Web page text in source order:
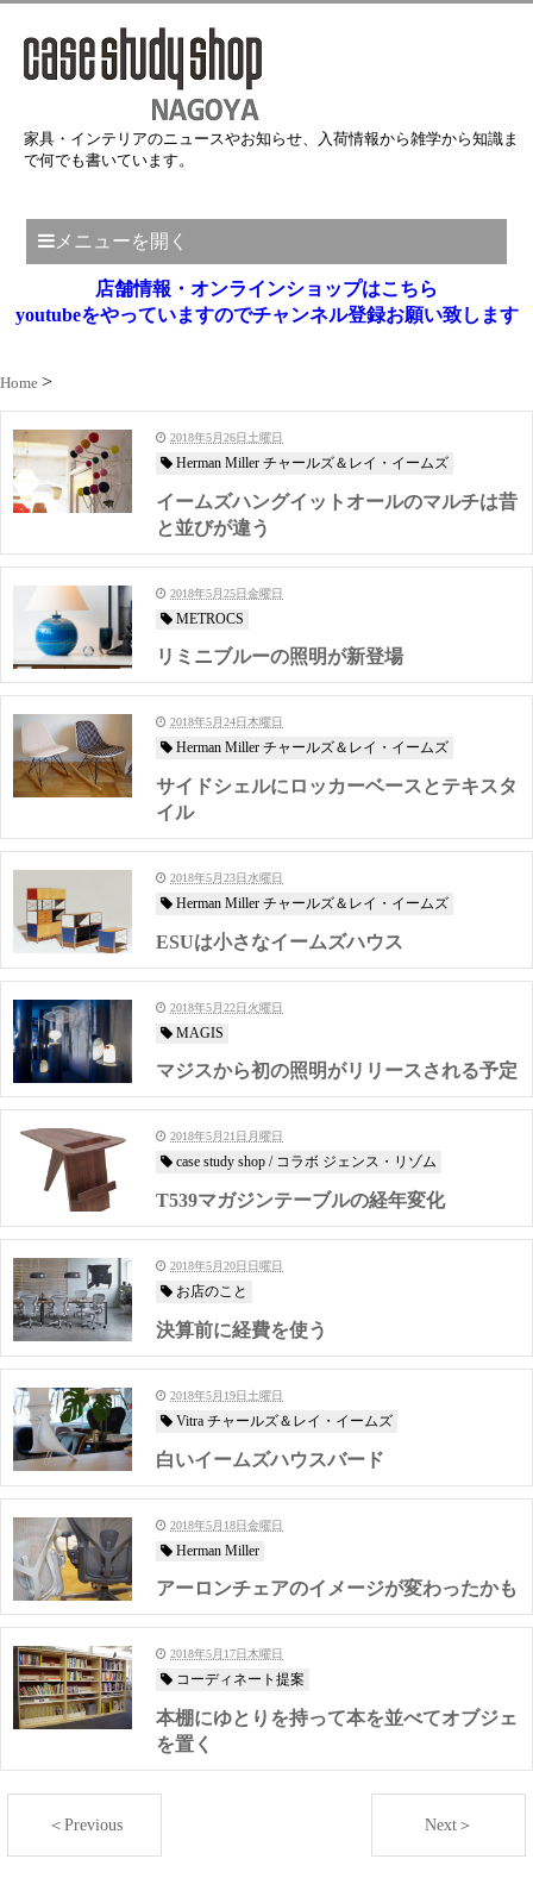
家具・インテリアのニュースやお知らせ、入荷情報から雑学から知識ま
で何でも書いています。
メニューを開く
店舗情報・オンラインショップはこちら
youtubeをやっていますのでチャンネル登録お願い致します
Home
2018年5月26日土曜日
Herman Miller チャールズ＆レイ・イームズ
イームズハングイットオールのマルチは昔
と並びが違う
2018年5月25日金曜日
METROCS
リミニブルーの照明が新登場
2018年5月24日木曜日
Herman Miller チャールズ＆レイ・イームズ
サイドシェルにロッカーベースとテキスタ
イル
2018年5月23日水曜日
Herman Miller チャールズ＆レイ・イームズ
ESUは小さなイームズハウス
2018年5月22日火曜日
MAGIS
マジスから初の照明がリリースされる予定
2018年5月21日月曜日
case study shop / コラボ ジェンス・リゾム
T539マガジンテーブルの経年変化
2018年5月20日日曜日
お店のこと
決算前に経費を使う
2018年5月19日土曜日
Vitra チャールズ＆レイ・イームズ
白いイームズハウスバード
2018年5月18日金曜日
Herman Miller
アーロンチェアのイメージが変わったかも
2018年5月17日木曜日
コーディネート提案
本棚にゆとりを持って本を並べてオブジェ
を置く
＜Previous Next＞